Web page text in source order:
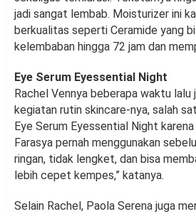
jadi sangat lembab. Moisturizer ini
berkualitas seperti Ceramide yang
kelembaban hingga 72 jam dan
Eye Serum Eyessential Night
Rachel Vennya beberapa waktu lalu
kegiatan rutin skincare-nya, salah
Eye Serum Eyessential Night
Farasya pernah menggunakan
ringan, tidak lengket, dan bisa
lebih cepet kempes,” katanya.
Selain Rachel, Paola Serena juga